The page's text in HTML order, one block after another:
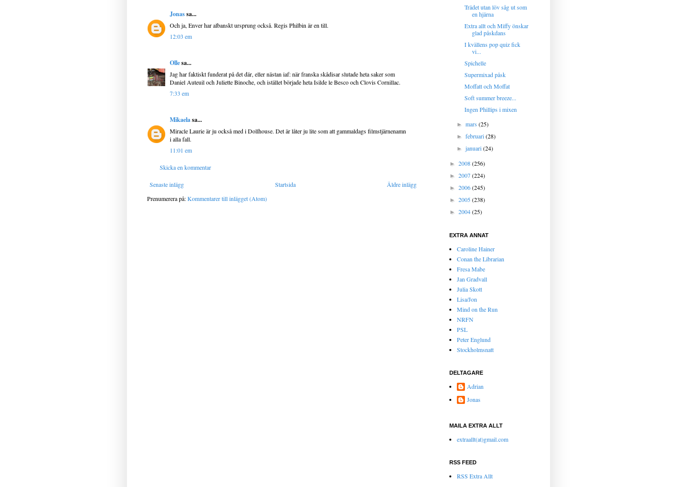
Jonassa...
Och ja, Enver har albanskt ursprung också. Regis Philbin är en till.
12:03 em
Ollesa...
Jag har faktiskt funderat på det där, eller nästan iaf: när franska skådisar slutade heta saker som
Daniel Auteuil och Juliette Binoche, och istället började heta Isilde le Besco och Clovis Cornillac.
7:33 em
Mikaelasa...
Miracle Laurie är ju också med i Dollhouse. Det är låter ju lite som att gammaldags filmstjärnenamn
i alla fall.
11:01 em
Skicka en kommentar
Senaste inlägg Äldre inlägg
Startsida
Prenumerera på:Kommentarer till inlägget (Atom)
Trädet utan löv såg ut som
en hjärna
Extra allt och Miffy önskar
glad påskdans
I kvällens pop quiz fick
vi...
Spichelle
Supermixad påsk
Moffatt och Moffat
Soft summer breeze...
Ingen Phillips i mixen
►mars(25)
►februari(28)
►januari(24)
► 2008(256)
► 2007(224)
► 2006(245)
► 2005(238)
► 2004(25)
EXTRA ANNAT
Caroline Hainer
Conan the Librarian
Fresa Mabe
Jan Gradvall
Julia Skott
Lisa/Jon
Mind on the Run
NRFN
PSL
Peter Englund
Stockholmsnatt
DELTAGARE
Adrian
Jonas
MAILA EXTRA ALLT
extraallt(at)gmail.com
RSS FEED
RSS Extra Allt